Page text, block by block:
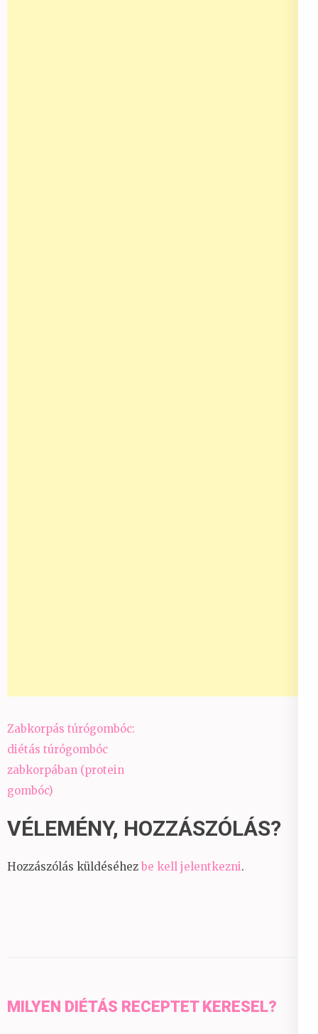
Bejegyzés
navigáció
Zabkorpás túrógombóc:
diétás túrógombóc
zabkorpában (protein
gombóc)
VÉLEMÉNY, HOZZÁSZÓLÁS?
Hozzászólás küldéséhez be kell jelentkezni.
MILYEN DIÉTÁS RECEPTET KERESEL?